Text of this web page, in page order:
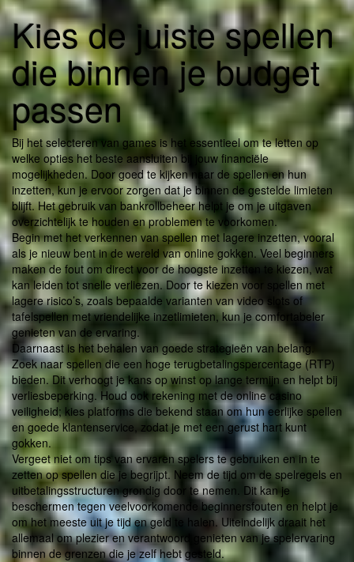
Kies de juiste spellen
die binnen je budget
passen
Bij het selecteren van games is het essentieel om te letten op
welke opties het beste aansluiten bij jouw financiële
mogelijkheden. Door goed te kijken naar de spellen en hun
inzetten, kun je ervoor zorgen dat je binnen de gestelde limieten
blijft. Het gebruik van bankrollbeheer helpt je om je uitgaven
overzichtelijk te houden en problemen te voorkomen.
Begin met het verkennen van spellen met lagere inzetten, vooral
als je nieuw bent in de wereld van online gokken. Veel beginners
maken de fout om direct voor de hoogste inzetten te kiezen, wat
kan leiden tot snelle verliezen. Door te kiezen voor spellen met
lagere risico’s, zoals bepaalde varianten van video slots of
tafelspellen met vriendelijke inzetlimieten, kun je comfortabeler
genieten van de ervaring.
Daarnaast is het behalen van goede strategieën van belang.
Zoek naar spellen die een hoge terugbetalingspercentage (RTP)
bieden. Dit verhoogt je kans op winst op lange termijn en helpt bij
verliesbeperking. Houd ook rekening met de online casino
veiligheid; kies platforms die bekend staan om hun eerlijke spellen
en goede klantenservice, zodat je met een gerust hart kunt
gokken.
Vergeet niet om tips van ervaren spelers te gebruiken en in te
zetten op spellen die je begrijpt. Neem de tijd om de spelregels en
uitbetalingsstructuren grondig door te nemen. Dit kan je
beschermen tegen veelvoorkomende beginnersfouten en helpt je
om het meeste uit je tijd en geld te halen. Uiteindelijk draait het
allemaal om plezier en verantwoord genieten van je spelervaring
binnen de grenzen die je zelf hebt gesteld.